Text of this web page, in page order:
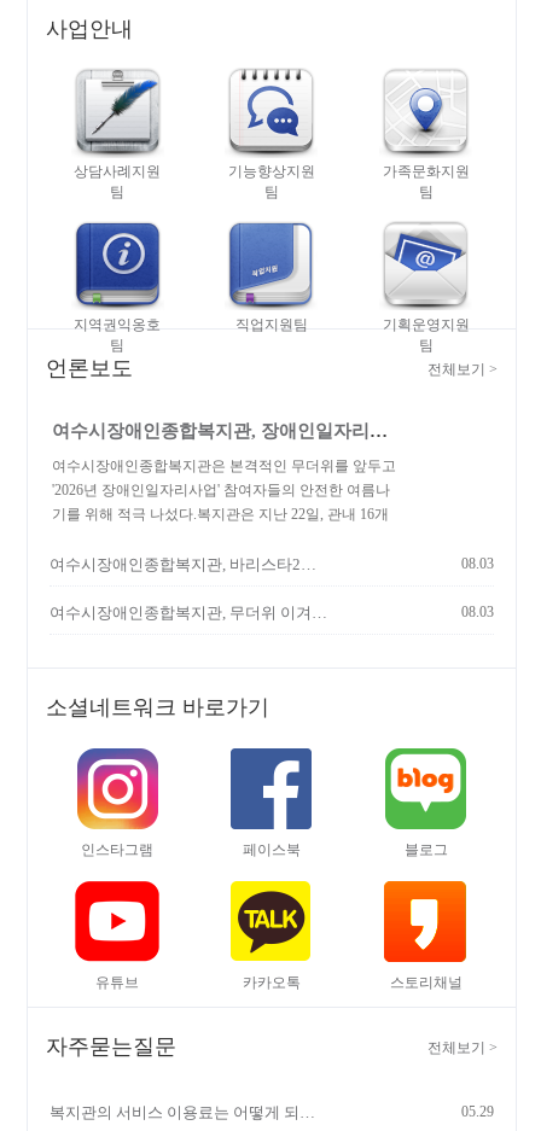
사업안내
상담사례지원
팀
기능향상지원
팀
가족문화지원
팀
지역권익옹호
팀
직업지원팀
기획운영지원
팀
언론보도
여수시장애인종합복지관, 장애인일자리사업 혹서기 안전교육…
여수시장애인종합복지관은 본격적인 무더위를 앞두고
'2026년 장애인일자리사업' 참여자들의 안전한 여름나
기를 위해 적극 나섰다.복지관은 지난 22일, 관내 16개
‘폭염 대비 안전교육’을 실시했다. 이번 교육은 연일 이
온열질환을 예방하고 건강을 지킬 수 있도록 지원하고
출퇴근길 더위를 식혀줄 보냉 텀블러와 휴대용 선풍기
호응을 얻었다. 물품을 전달받은 한 참여자는 " 푹푹 찌
는 더위에 출퇴근길이 많이 힘들었는데, 꼭 필요한 물품
을 세심하게 챙겨주셔서 올여름은 거뜬하게 보낼 수 있
을 것 같다"며 환한 미소를 지었다.아울러, 28일 안전한
일터 조성을 위해 복지관은 16개 배치기관을 직접 방문
전달했다. 또한, 각 기관 담당자들에게 현장에서 땀 흘
리는 참여자들의 온열질환 예방과 철저한 건강관리에
각별히 신경 써 줄 것을 당부하며 기관 간의 협력을 요
청했다.최종순 관장은 "2026년 일자리 참여자분들이 안
이며 최선의 지원을 다하겠다"고 밝혔다.여수시장애인
이어갈 계획이다.출처 : 여수넷통뉴스
여수시장애인종합복지관, 바리스타2급 자격증 취득... … 08.03
여수시장애인종합복지관, 무더위 이겨낼 건강 한 상 전달 08.03
전체보기 >
소셜네트워크 바로가기
인스타그램 페이스북 블로그
유튜브 카카오톡 스토리채널
자주묻는질문
복지관의 서비스 이용료는 어떻게 되나요? 05.29
전체보기 >